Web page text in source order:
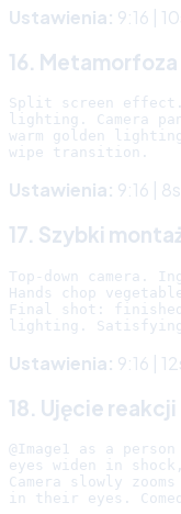
Ustawienia: 9:16 |
16.
Split screen
lighting. Camera
warm golden
Ustawienia: 9:16 |
17. Szybki
Top-down camera.
Hands chop
Final shot:
Ustawienia: 9:16 |
18. Ujęcie reakcji
@Image1 as a
eyes widen in
Camera slowly